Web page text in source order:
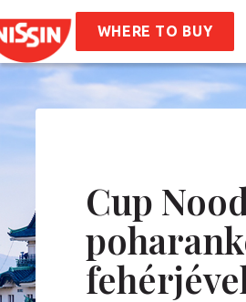
WHERE TO BUY
Vállalati Értékeink
Cup